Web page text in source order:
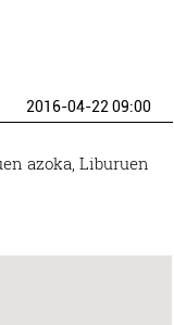
2016-04-22 09:00
azoka, Liburuen